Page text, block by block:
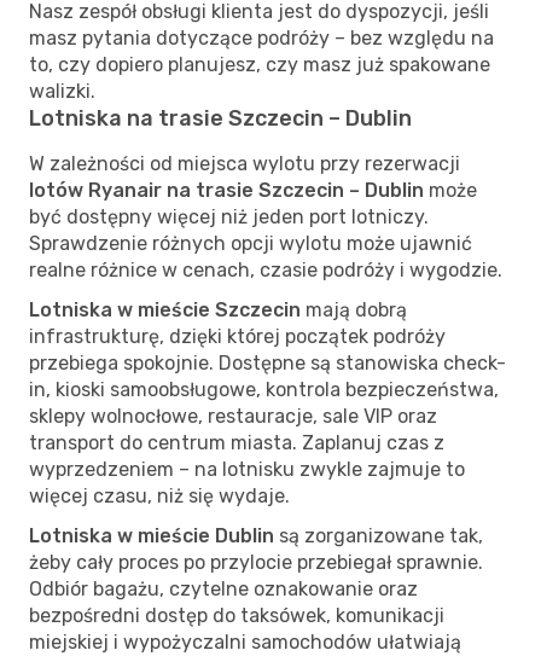
Nasz zespół obsługi klienta jest do dyspozycji, jeśli
masz pytania dotyczące podróży – bez względu na
to, czy dopiero planujesz, czy masz już spakowane
walizki.
Lotniska na trasie Szczecin – Dublin
W zależności od miejsca wylotu przy rezerwacji
lotów Ryanair na trasie Szczecin – Dublin może
być dostępny więcej niż jeden port lotniczy.
Sprawdzenie różnych opcji wylotu może ujawnić
realne różnice w cenach, czasie podróży i wygodzie.
Lotniska w mieście Szczecin mają dobrą
infrastrukturę, dzięki której początek podróży
przebiega spokojnie. Dostępne są stanowiska check-
in, kioski samoobsługowe, kontrola bezpieczeństwa,
sklepy wolnocłowe, restauracje, sale VIP oraz
transport do centrum miasta. Zaplanuj czas z
wyprzedzeniem – na lotnisku zwykle zajmuje to
więcej czasu, niż się wydaje.
Lotniska w mieście Dublin są zorganizowane tak,
żeby cały proces po przylocie przebiegał sprawnie.
Odbiór bagażu, czytelne oznakowanie oraz
bezpośredni dostęp do taksówek, komunikacji
miejskiej i wypożyczalni samochodów ułatwiają